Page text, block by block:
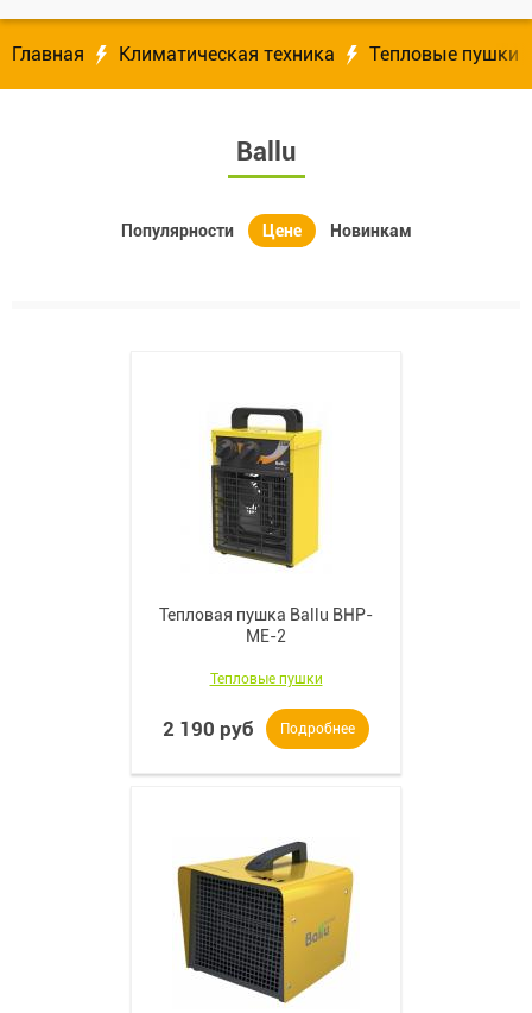
Главная Климатическая техника Тепловые пушки
Ballu
Популярности Цене Новинкам
Тепловая пушка Ballu BHP-
ME-2
Тепловые пушки
2 190 руб Подробнее